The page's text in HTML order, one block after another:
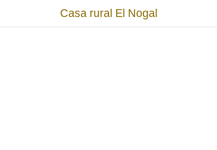
Casa rural El Nogal